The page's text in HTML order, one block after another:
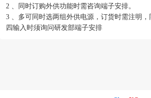
2 、同时订购外供功能时需咨询端子安排。
3 、多可同时选两组外供电源，订货时需注明
四输入时须询问研发部端子安排